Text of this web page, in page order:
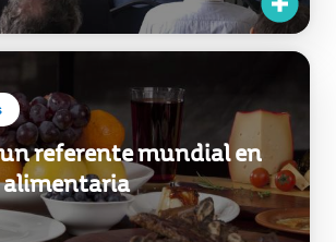
referente mundial en